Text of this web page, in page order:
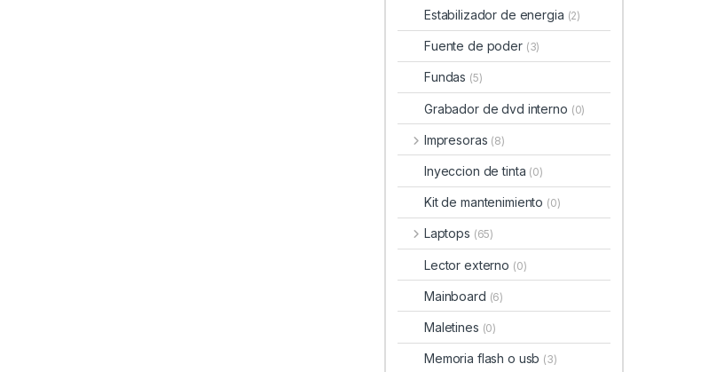
Estabilizador de energia (2)
Fuente de poder (3)
Fundas (5)
Grabador de dvd interno (0)
Impresoras (8)
Inyeccion de tinta (0)
Kit de mantenimiento (0)
Laptops (65)
Lector externo (0)
Mainboard (6)
Maletines (0)
Memoria flash o usb (3)